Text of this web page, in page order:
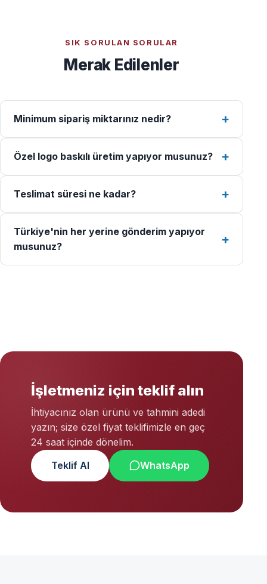
SIK SORULAN SORULAR
Merak Edilenler
Minimum sipariş miktarınız nedir?
Özel logo baskılı üretim yapıyor musunuz?
Teslimat süresi ne kadar?
Türkiye'nin her yerine gönderim yapıyor
musunuz?
İşletmeniz için teklif alın
İhtiyacınız olan ürünü ve tahmini adedi
yazın; size özel fiyat teklifimizle en geç
24 saat içinde dönelim.
Teklif Al
WhatsApp